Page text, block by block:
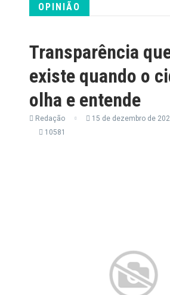
OPINIÃO
Transparência
existe quando o
olha e entende
Redação
15 de dezembro de
10581